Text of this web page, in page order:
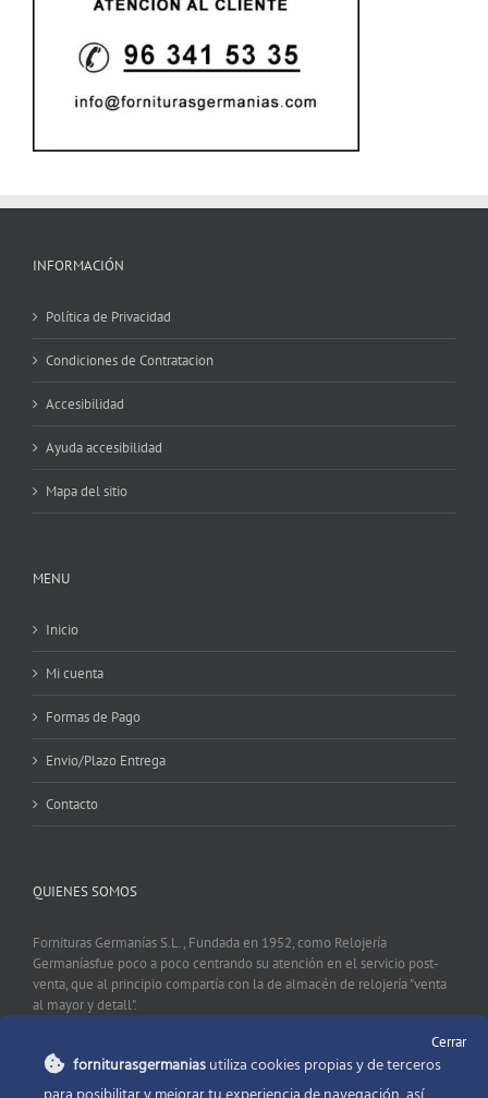
INFORMACIÓN
Política de Privacidad
Condiciones de Contratacion
Accesibilidad
Ayuda accesibilidad
Mapa del sitio
MENU
Inicio
Mi cuenta
Formas de Pago
Envio/Plazo Entrega
Contacto
QUIENES SOMOS
Fornituras Germanías S.L., Fundada en 1952, como Relojería
Germaníasfue poco a poco centrando su atención en el servicio post-
venta, que al principio compartía con la de almacén de relojería "venta
al mayor y detall".
CONTACTO
Cerrar
forniturasgermaniasutiliza cookies propias y de terceros